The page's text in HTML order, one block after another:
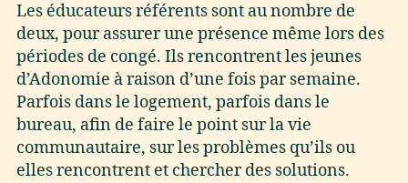
Les éducateurs référents sont au nombre de
deux, pour assurer une présence même lors des
périodes de congé. Ils rencontrent les jeunes
d’Adonomie à raison d’une fois par semaine.
Parfois dans le logement, parfois dans le
bureau, afin de faire le point sur la vie
communautaire, sur les problèmes qu’ils ou
elles rencontrent et chercher des solutions.